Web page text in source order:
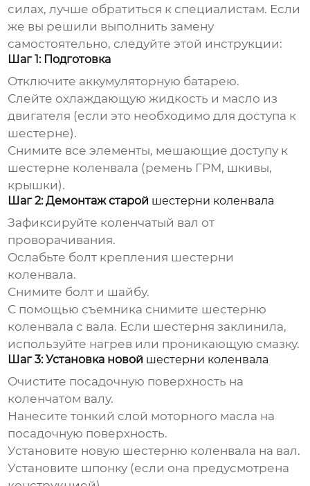
силах, лучше обратиться к специалистам. Если
же вы решили выполнить замену
самостоятельно, следуйте этой инструкции:
Шаг 1: Подготовка
Отключите аккумуляторную батарею.
Слейте охлаждающую жидкость и масло из
двигателя (если это необходимо для доступа к
шестерне).
Снимите все элементы, мешающие доступу к
шестерне коленвала (ремень ГРМ, шкивы,
крышки).
Шаг 2: Демонтаж старой шестерни коленвала
Зафиксируйте коленчатый вал от
проворачивания.
Ослабьте болт крепления шестерни
коленвала.
Снимите болт и шайбу.
С помощью съемника снимите шестерню
коленвала с вала. Если шестерня заклинила,
используйте нагрев или проникающую смазку.
Шаг 3: Установка новой шестерни коленвала
Очистите посадочную поверхность на
коленчатом валу.
Нанесите тонкий слой моторного масла на
посадочную поверхность.
Установите новую шестерню коленвала на вал.
Установите шпонку (если она предусмотрена